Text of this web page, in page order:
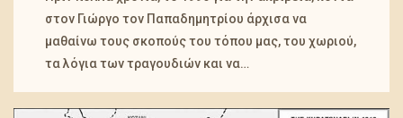
στον Γιώργο τον Παπαδημητρίου άρχισα να
μαθαίνω τους σκοπούς του τόπου μας, του χωριού,
τα λόγια των τραγουδιών και να…